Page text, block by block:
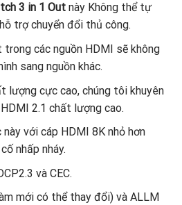
3 in 1 Outnày Không thể tự
trợ chuyển đổi thủ công.
các nguồn HDMI sẽ không
sang nguồn khác.
lượng cực cao, chúng tôi khuyên
2.1 chất lượng cao.
với cáp HDMI 8K nhỏ hơn
nhấp nháy.
và CEC.
mới có thể thay đổi) và ALLM